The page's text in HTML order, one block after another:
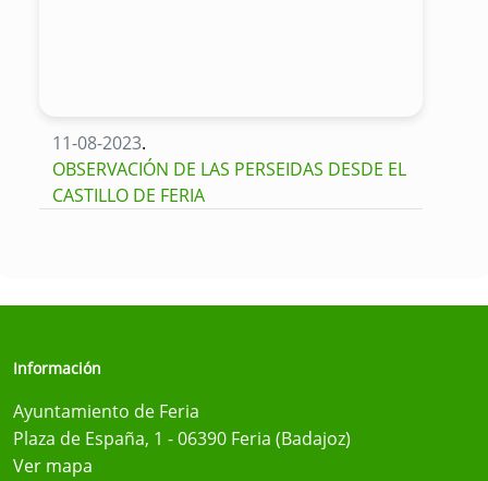
11-08-2023.
OBSERVACIÓN DE LAS PERSEIDAS DESDE EL
CASTILLO DE FERIA
Información
Ayuntamiento de Feria
Plaza de España, 1 - 06390 Feria (Badajoz)
Ver mapa